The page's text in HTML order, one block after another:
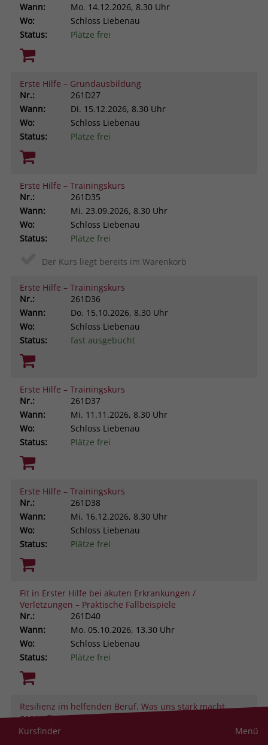
Wann:
Mo. 14.12.2026, 8.30 Uhr
Wo:
Schloss Liebenau
Status:
Plätze frei
Erste Hilfe – Grundausbildung
Nr.:
261D27
Wann:
Di. 15.12.2026, 8.30 Uhr
Wo:
Schloss Liebenau
Status:
Plätze frei
Erste Hilfe – Trainingskurs
Nr.:
261D35
Wann:
Mi. 23.09.2026, 8.30 Uhr
Wo:
Schloss Liebenau
Status:
Plätze frei
Der Kurs liegt bereits im Warenkorb
Erste Hilfe – Trainingskurs
Nr.:
261D36
Wann:
Do. 15.10.2026, 8.30 Uhr
Wo:
Schloss Liebenau
Status:
fast ausgebucht
Erste Hilfe – Trainingskurs
Nr.:
261D37
Wann:
Mi. 11.11.2026, 8.30 Uhr
Wo:
Schloss Liebenau
Status:
Plätze frei
Erste Hilfe – Trainingskurs
Nr.:
261D38
Wann:
Mi. 16.12.2026, 8.30 Uhr
Wo:
Schloss Liebenau
Status:
Plätze frei
Fit in Erster Hilfe bei akuten Erkrankungen /
Verletzungen – Praktische Fallbeispiele
Nr.:
261D40
Wann:
Mo. 05.10.2026, 13.30 Uhr
Wo:
Schloss Liebenau
Status:
Plätze frei
Resilienz im helfenden Beruf. Was uns stark macht
gegen Stress und Belastung
Nr.:
Kursfinder Menü